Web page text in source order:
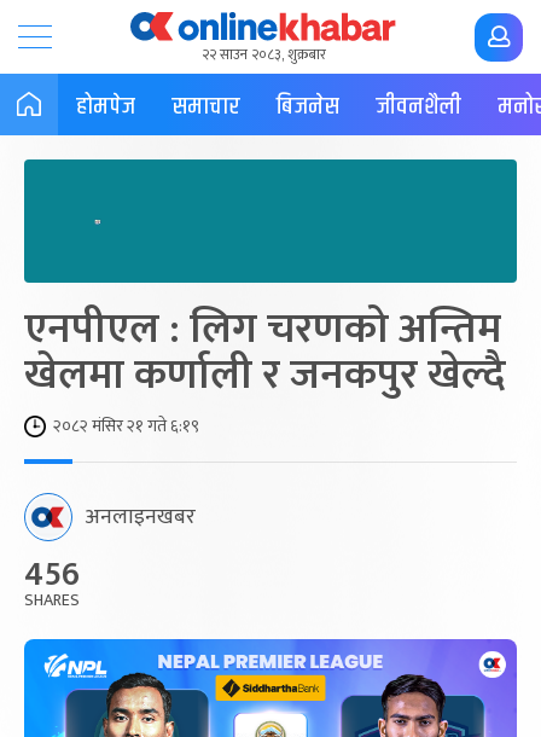
२२ साउन २०८३, शुक्रबार
होमपेज समाचार बिजनेस जीवनशैली
एनपीएल : लिग चरणको अन्तिम
खेलमा कर्णाली र जनकपुर खेल्दै
२०८२ मंसिर २१ गते ६:१९
अनलाइनखबर
456
SHARES